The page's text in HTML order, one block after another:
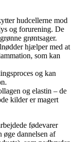
hudcellerne mod
og forurening. De
grøntsager.
hjælper med at
som kan
og kan
og elastin – de
kilder er magert
fødevarer
dannelsen af